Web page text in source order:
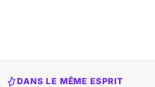
DANS LE MÊME ESPRIT